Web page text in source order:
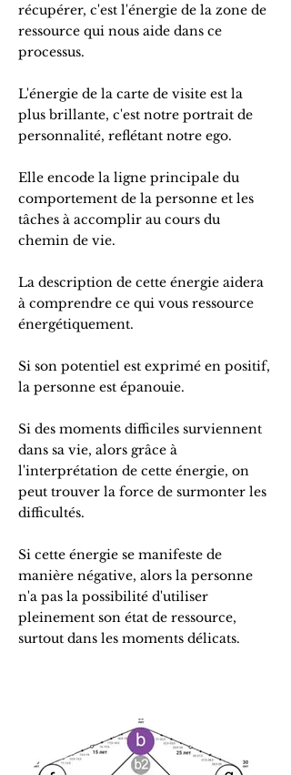
récupérer, c'est l'énergie de la zone de
ressource qui nous aide dans ce
processus.
L'énergie de la carte de visite est la
plus brillante, c'est notre portrait de
personnalité, reflétant notre ego.
Elle encode la ligne principale du
comportement de la personne et les
tâches à accomplir au cours du
chemin de vie.
La description de cette énergie aidera
à comprendre ce qui vous ressource
énergétiquement.
Si son potentiel est exprimé en positif,
la personne est épanouie.
Si des moments difficiles surviennent
dans sa vie, alors grâce à
l'interprétation de cette énergie, on
peut trouver la force de surmonter les
difficultés.
Si cette énergie se manifeste de
manière négative, alors la personne
n'a pas la possibilité d'utiliser
pleinement son état de ressource,
surtout dans les moments délicats.